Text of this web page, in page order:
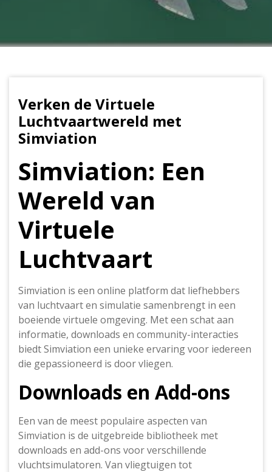
Verken de Virtuele
Luchtvaartwereld met
Simviation
Simviation: Een
Wereld van
Virtuele
Luchtvaart
Simviation is een online platform dat liefhebbers
van luchtvaart en simulatie samenbrengt in een
boeiende virtuele omgeving. Met een schat aan
informatie, downloads en community-interacties
biedt Simviation een unieke ervaring voor iedereen
die gepassioneerd is door vliegen.
Downloads en Add-ons
Een van de meest populaire aspecten van
Simviation is de uitgebreide bibliotheek met
downloads en add-ons voor verschillende
vluchtsimulatoren. Van vliegtuigen tot